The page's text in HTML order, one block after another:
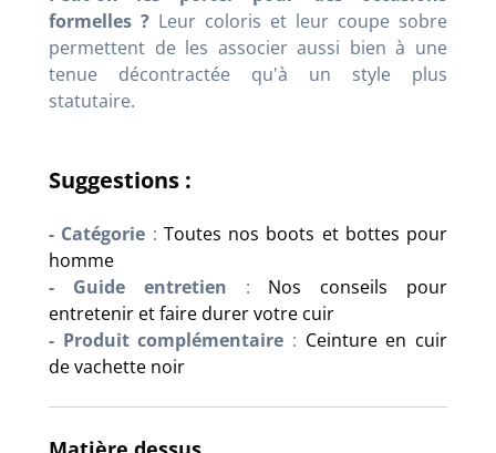
formelles ? Leur coloris et leur coupe sobre
permettent de les associer aussi bien à une
tenue décontractée qu'à un style plus
statutaire.
Suggestions :
- Catégorie : Toutes nos boots et bottes pour
homme
- Guide entretien : Nos conseils pour
entretenir et faire durer votre cuir
- Produit complémentaire : Ceinture en cuir
de vachette noir